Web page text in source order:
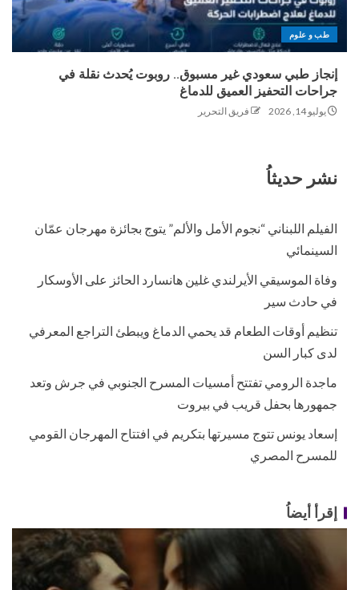
طب و علوم
إنجاز طبي سعودي غير مسبوق.. روبوت يُحدث نقلة في
جراحات التحفيز العميق للدماغ
يوليو 14, 2026 فريق التحرير
نشر حديثاُ
الفيلم اللبناني “نجوم الأمل والألم” يتوج بجائزة مهرجان عمّان
السينمائي
وفاة الموسيقي الأيرلندي غلين هانسارد الحائز على الأوسكار
في حادث سير
تنظيم أوقات الطعام قد يحمي الدماغ ويبطئ التراجع المعرفي
لدى كبار السن
ماجدة الرومي تفتتح أمسيات المسرح الجنوبي في جرش وتعد
جمهورها بحفل قريب في بيروت
إسعاد يونس تتوج مسيرتها بتكريم في افتتاح المهرجان القومي
للمسرح المصري
إقرأ أيضاُ